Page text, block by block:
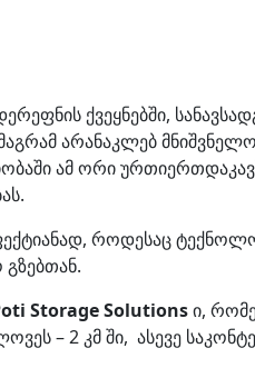
ქვეყნებში,
არანაკლებ
ამ ორი
როდესაც
Storage Solutionsი,
– 2 კმ ში, ასევე